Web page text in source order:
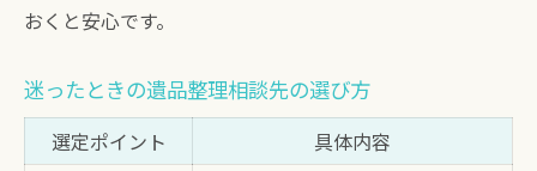
おくと安心です。
迷ったときの遺品整理相談先の選び方
選定ポイント
具体内容